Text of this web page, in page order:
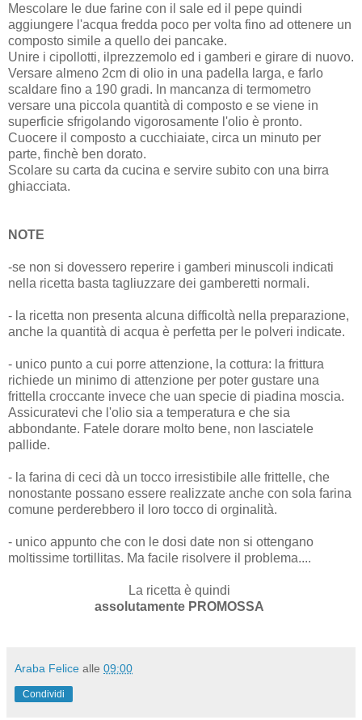
Mescolare le due farine con il sale ed il pepe quindi
aggiungere l'acqua fredda poco per volta fino ad ottenere un
composto simile a quello dei pancake.
Unire i cipollotti, ilprezzemolo ed i gamberi e girare di nuovo.
Versare almeno 2cm di olio in una padella larga, e farlo
scaldare fino a 190 gradi. In mancanza di termometro
versare una piccola quantità di composto e se viene in
superficie sfrigolando vigorosamente l'olio è pronto.
Cuocere il composto a cucchiaiate, circa un minuto per
parte, finchè ben dorato.
Scolare su carta da cucina e servire subito con una birra
ghiacciata.
NOTE
-se non si dovessero reperire i gamberi minuscoli indicati
nella ricetta basta tagliuzzare dei gamberetti normali.
- la ricetta non presenta alcuna difficoltà nella preparazione,
anche la quantità di acqua è perfetta per le polveri indicate.
- unico punto a cui porre attenzione, la cottura: la frittura
richiede un minimo di attenzione per poter gustare una
frittella croccante invece che uan specie di piadina moscia.
Assicuratevi che l'olio sia a temperatura e che sia
abbondante. Fatele dorare molto bene, non lasciatele
pallide.
- la farina di ceci dà un tocco irresistibile alle frittelle, che
nonostante possano essere realizzate anche con sola farina
comune perderebbero il loro tocco di orginalità.
- unico appunto che con le dosi date non si ottengano
moltissime tortillitas. Ma facile risolvere il problema....
La ricetta è quindi
assolutamente PROMOSSA
Araba Felice alle 09:00
Condividi